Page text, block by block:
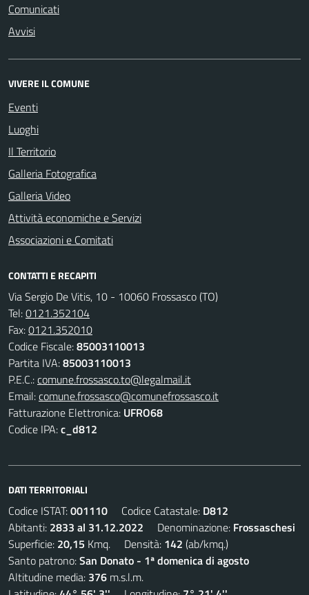
Comunicati
Avvisi
VIVERE IL COMUNE
Eventi
Luoghi
Il Territorio
Galleria Fotografica
Galleria Video
Attività economiche e Servizi
Associazioni e Comitati
CONTATTI E RECAPITI
Via Sergio De Vitis, 10 - 10060 Frossasco (TO)
Tel:0121.352104
Fax:0121.352010
Codice Fiscale:85003110013
Partita IVA:85003110013
P.E.C.:comune.frossasco.to@legalmail.it
Email:comune.frossasco@comunefrossasco.it
Fatturazione Elettronica: UFRO68
Codice IPA:c_d812
DATI TERRITORIALI
Codice ISTAT:001110 Codice Catastale: D812
Abitanti: 2833 al 31.12.2022 Denominazione: Frossaschesi
Superficie: 20,15 Kmq. Densità: 142 (ab/kmq.)
Santo patrono:San Donato - 1ª domenica di agosto
Altitudine media: 376 m.s.l.m.